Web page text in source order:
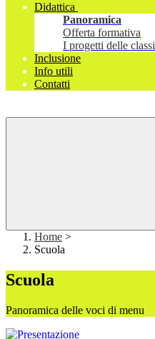
Didattica
Panoramica
Offerta formativa
I progetti delle classi
Inclusione
Info utili
Contatti
Home >
Scuola
Scuola
Panoramica delle voci di menu